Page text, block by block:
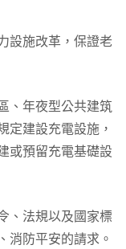
設施改革，保證老
、年夜型公共建筑
定建設充電設施，
或預留充電基礎設
、法規以及國家標
消防平安的請求。